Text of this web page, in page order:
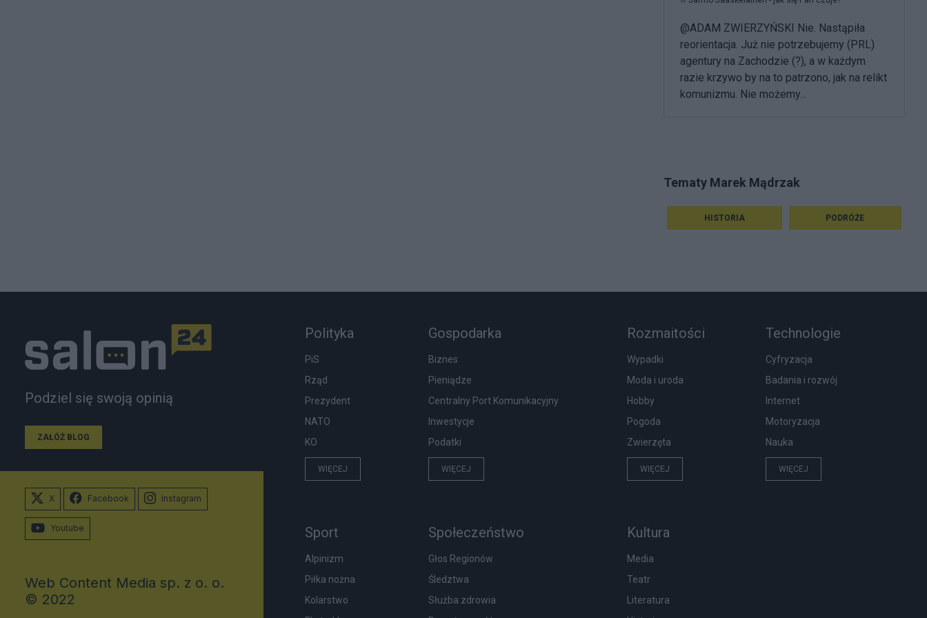
@ADAM ZWIERZYŃSKI Nie. Nastąpiła
reorientacja. Już nie potrzebujemy (PRL)
agentury na Zachodzie (?), a w każdym
razie krzywo by na to patrzono, jak na relikt
komunizmu. Nie możemy...
Tematy Marek Mądrzak
HISTORIA PODRÓŻE
Podziel się swoją opinią
ZAŁÓŻ BLOG
Polityka
PiS
Rząd
Prezydent
NATO
KO
WIĘCEJ
Gospodarka
Biznes
Pieniądze
Centralny Port Komunikacyjny
Inwestycje
Podatki
WIĘCEJ
Rozmaitości
Wypadki
Moda i uroda
Hobby
Pogoda
Zwierzęta
WIĘCEJ
Technologie
Cyfryzacja
Badania i rozwój
Internet
Motoryzacja
Nauka
WIĘCEJ
Sport
Alpinizm
Piłka nożna
Kolarstwo
Społeczeństwo
Głos Regionów
Śledztwa
Służba zdrowia
Kultura
Media
Teatr
Literatura
X Facebook Instagram
Youtube
Web Content Media sp. z o. o.
© 2022